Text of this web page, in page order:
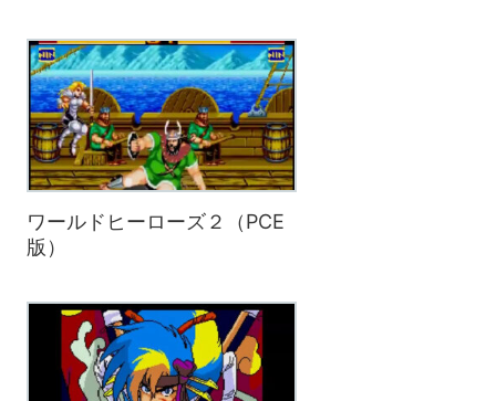
ワールドヒーローズ２（PCE
版）